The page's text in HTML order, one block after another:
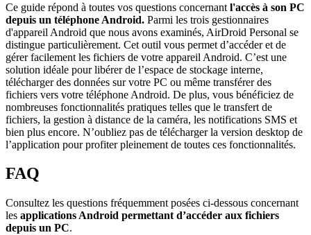
Ce guide répond à toutes vos questions concernant l'accès à son PC
depuis un téléphone Android. Parmi les trois gestionnaires
d'appareil Android que nous avons examinés, AirDroid Personal se
distingue particulièrement. Cet outil vous permet d’accéder et de
gérer facilement les fichiers de votre appareil Android. C’est une
solution idéale pour libérer de l’espace de stockage interne,
télécharger des données sur votre PC ou même transférer des
fichiers vers votre téléphone Android. De plus, vous bénéficiez de
nombreuses fonctionnalités pratiques telles que le transfert de
fichiers, la gestion à distance de la caméra, les notifications SMS et
bien plus encore. N’oubliez pas de télécharger la version desktop de
l’application pour profiter pleinement de toutes ces fonctionnalités.
FAQ
Consultez les questions fréquemment posées ci-dessous concernant
les applications Android permettant d’accéder aux fichiers
depuis un PC.